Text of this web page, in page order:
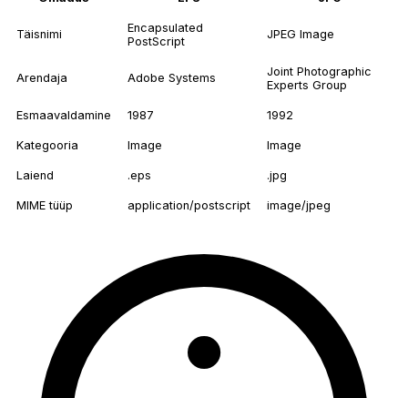
Täisnimi
Encapsulated
PostScript
JPEG Image
Arendaja Adobe Systems
Joint Photographic
Experts Group
Esmaavaldamine 1987 1992
Kategooria Image Image
Laiend .eps .jpg
MIME tüüp application/postscript image/jpeg